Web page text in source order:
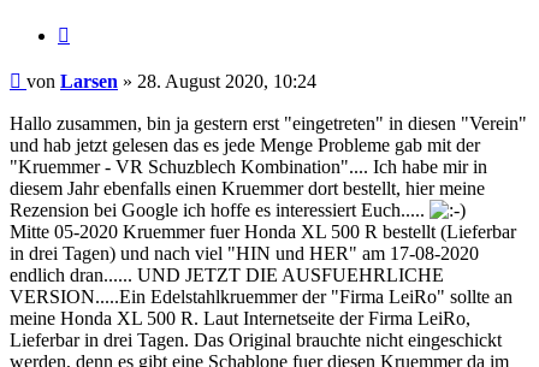
Beitrag
von Larsen » 28. August 2020, 10:24
Hallo zusammen, bin ja gestern erst "eingetreten" in diesen "Verein"
und hab jetzt gelesen das es jede Menge Probleme gab mit der
"Kruemmer - VR Schuzblech Kombination".... Ich habe mir in
diesem Jahr ebenfalls einen Kruemmer dort bestellt, hier meine
Rezension bei Google ich hoffe es interessiert Euch.....
Mitte 05-2020 Kruemmer fuer Honda XL 500 R bestellt (Lieferbar
in drei Tagen) und nach viel "HIN und HER" am 17-08-2020
endlich dran...... UND JETZT DIE AUSFUEHRLICHE
VERSION.....Ein Edelstahlkruemmer der "Firma LeiRo" sollte an
meine Honda XL 500 R. Laut Internetseite der Firma LeiRo,
Lieferbar in drei Tagen. Das Original brauchte nicht eingeschickt
werden, denn es gibt eine Schablone fuer diesen Kruemmer da im